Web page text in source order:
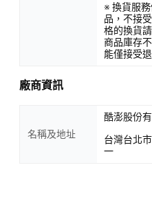
※ 換貨服
品，不接
格的換貨
商品庫存
能僅接受
廠商資訊
名稱及地址
酷澎股份
台灣台北
一